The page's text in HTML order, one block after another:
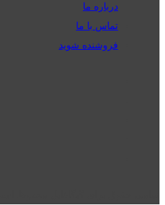
درباره ما
تماس با ما
فروشنده شوید